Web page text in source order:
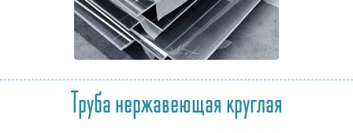
Труба нержавеющая круглая